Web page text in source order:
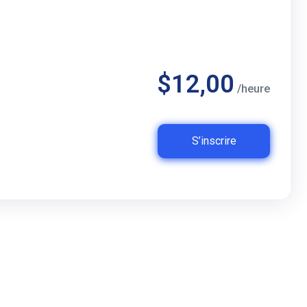
$12,00 /heure
S’inscrire